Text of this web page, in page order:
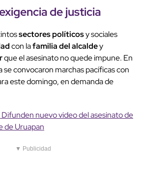
de justicia
sectores políticosy sociales
con lafamilia del alcaldey
que el asesinato no quede impune. En
se convocaron marchas pacíficas con
este domingo, en demanda de
Difunden nuevo video del asesinato de
de Uruapan
▼ Publicidad